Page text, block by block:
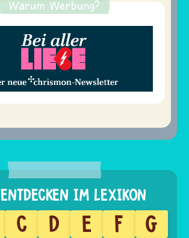
Warum Werbung?
C D E F
G